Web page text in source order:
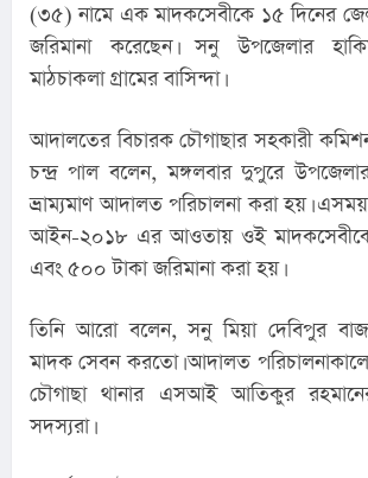
(৩৫) নামে এক মাদকসেবীকে ১৫ দিনের
জরিমানা করেছেন। সনু উপজেলার
মাঠচাকলা গ্রামের বাসিন্দা।
আদালতের বিচারক চৌগাছার সহকারী
চন্দ্র পাল বলেন, মঙ্গলবার দুপুরে
ভ্রাম্যমাণ আদালত পরিচালনা করা হয়। এসময়
আইন-২০১৮ এর আওতায় ওই
এবং ৫০০ টাকা জরিমানা করা হয়।
তিনি আরো বলেন, সনু মিয়া দেবিপুর
মাদক সেবন করতো। আদালত
চৌগাছা থানার এসআই আতিকুর
সদস্যরা।